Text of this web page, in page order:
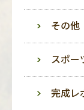
その他
スポー
完成レ